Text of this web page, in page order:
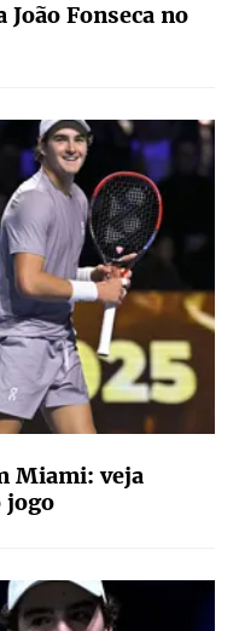
Fonseca no
Miami: veja
jogo